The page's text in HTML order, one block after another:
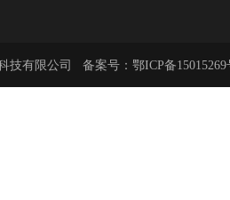
技有限公司 备案号： 鄂ICP备15015269